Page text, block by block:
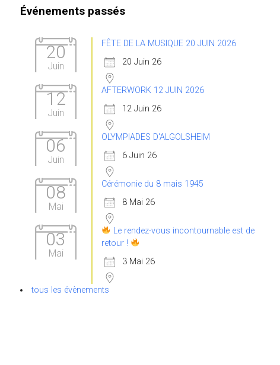
Événements passés
20
Juin
FÊTE DE LA MUSIQUE 20 JUIN 2026
20 Juin 26
12
Juin
AFTERWORK 12 JUIN 2026
12 Juin 26
06
Juin
OLYMPIADES D'ALGOLSHEIM
6 Juin 26
08
Mai
Cérémonie du 8 mais 1945
8 Mai 26
03
Mai
Le rendez-vous incontournable est de
retour !
3 Mai 26
tous les évènements